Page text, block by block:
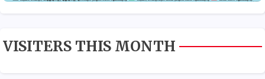
VISITERS THIS MONTH